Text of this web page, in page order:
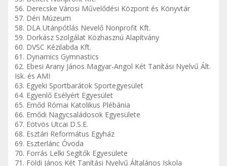
56. Derecske Városi Művelődési Központ és Könyvtár
57. Déri Múzeum
58. DLA Utánpótlás Nevelő Nonprofit Kft.
59. Dorkász Szolgálat Közhasznú Alapítvány
60. DVSC Kézilabda Kft.
61. Dynamics Gymnastics
62. Ebesi Arany János Magyar-Angol Két Tanítási Nyelvű Ált.
Isk. és AMI
63. Egyeki Sportbarátok Sportegyesület
64. Egyenlő Esélyért Egyesület
65. Emőd Római Katolikus Plébánia
66. Emődi Nagycsaládosok Egyesülete
67. Eötvös Utcai D.S.E.
68. Esztári Református Egyház
69. Eszterlánc Óvoda
70. Forrás Lelki Segítők Egyesülete
71. Földi János Két Tanítási Nyelvű Általános Iskola